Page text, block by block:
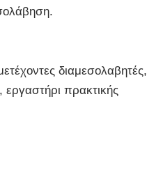
διαμεσολαβητές,
πρακτικής